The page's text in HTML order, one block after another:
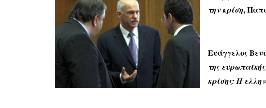
την κρίση,
Ευάγγελος
της
κρίσης: Η